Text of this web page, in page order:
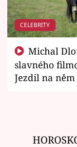
CELEBRITY
slavného
Jezdil na